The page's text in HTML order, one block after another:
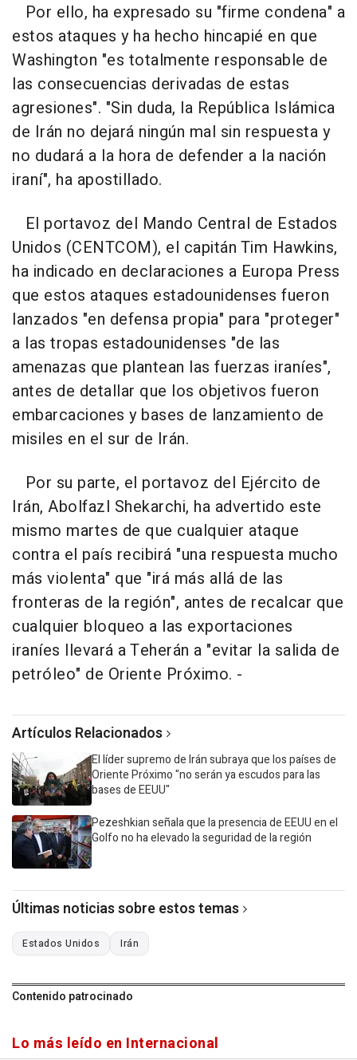
Por ello, ha expresado su "firme condena" a
estos ataques y ha hecho hincapié en que
Washington "es totalmente responsable de
las consecuencias derivadas de estas
agresiones". "Sin duda, la República Islámica
de Irán no dejará ningún mal sin respuesta y
no dudará a la hora de defender a la nación
iraní", ha apostillado.
El portavoz del Mando Central de Estados
Unidos (CENTCOM), el capitán Tim Hawkins,
ha indicado en declaraciones a Europa Press
que estos ataques estadounidenses fueron
lanzados "en defensa propia" para "proteger"
a las tropas estadounidenses "de las
amenazas que plantean las fuerzas iraníes",
antes de detallar que los objetivos fueron
embarcaciones y bases de lanzamiento de
misiles en el sur de Irán.
Por su parte, el portavoz del Ejército de
Irán, Abolfazl Shekarchi, ha advertido este
mismo martes de que cualquier ataque
contra el país recibirá "una respuesta mucho
más violenta" que "irá más allá de las
fronteras de la región", antes de recalcar que
cualquier bloqueo a las exportaciones
iraníes llevará a Teherán a "evitar la salida de
petróleo" de Oriente Próximo. -
Artículos Relacionados
El líder supremo de Irán subraya que los países de
Oriente Próximo "no serán ya escudos para las
bases de EEUU"
Pezeshkian señala que la presencia de EEUU en el
Golfo no ha elevado la seguridad de la región
Últimas noticias sobre estos temas
Estados Unidos Irán
Contenido patrocinado
Lo más leído en Internacional